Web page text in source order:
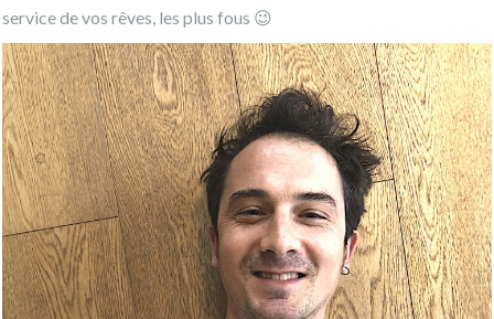
service de vos rêves, les plus fous 😉